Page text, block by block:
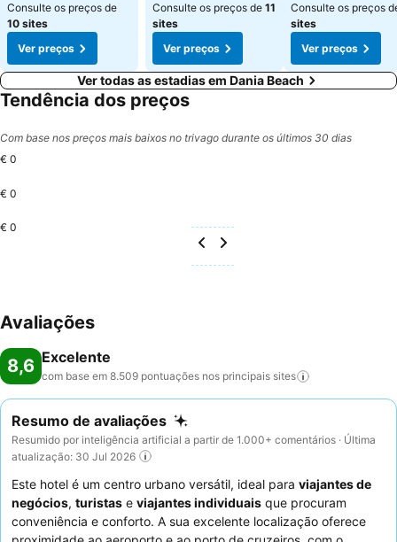
Consulte os preços de
10 sites
Ver preços
Consulte os preços de 11
sites
Ver preços
Consulte os preços
sites
Ver preços
Ver todas as estadias em Dania Beach
Tendência dos preços
Com base nos preços mais baixos no trivago durante os últimos 30 dias
€ 0
€ 0
€ 0
Avaliações
8,6 Excelente
com base em 8.509 pontuações nos principais sites
Resumo de avaliações
Resumido por inteligência artificial a partir de 1.000+ comentários · Última
atualização: 30 Jul 2026
Este hotel é um centro urbano versátil, ideal para viajantes de
negócios, turistas e viajantes individuais que procuram
conveniência e conforto. A sua excelente localização oferece